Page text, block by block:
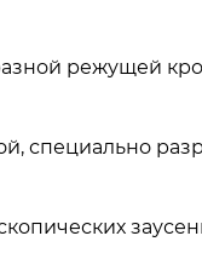
режущей
специально